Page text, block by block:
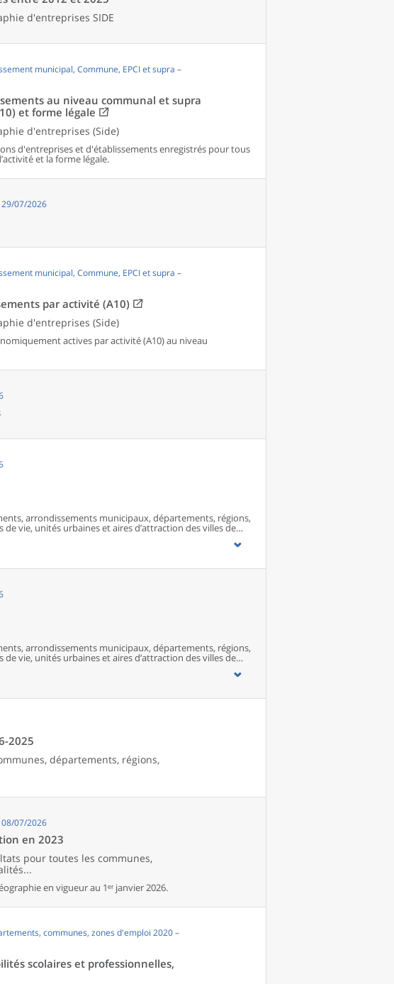
d'entreprises SIDE
municipal, Commune, EPCI et supra –
au niveau communal et supra
et forme légale
d'entreprises (Side)
d'entreprises et d'établissements enregistrés pour tous
et la forme légale.
07/2026
municipal, Commune, EPCI et supra –
par activité (A10)
d'entreprises (Side)
actives par activité (A10) au niveau
arrondissements municipaux, départements, régions,
vie, unités urbaines et aires d’attraction des villes de
arrondissements municipaux, départements, régions,
vie, unités urbaines et aires d’attraction des villes de
2025
départements, régions,
07/2026
en 2023
pour toutes les communes,
en vigueur au 1ᵉʳ janvier 2026.
communes, zones d'emploi 2020 –
scolaires et professionnelles,